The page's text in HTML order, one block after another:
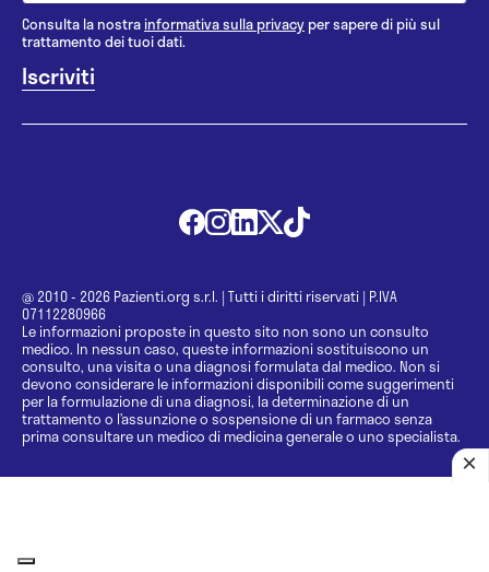
Consulta la nostrainformativa sulla privacy per sapere di più sul
trattamento dei tuoi dati.
@ 2010 - 2026 Pazienti.org s.r.l. | Tutti i diritti riservati | P.IVA
07112280966
Le informazioni proposte in questo sito non sono un consulto
medico. In nessun caso, queste informazioni sostituiscono un
consulto, una visita o una diagnosi formulata dal medico. Non si
devono considerare le informazioni disponibili come suggerimenti
per la formulazione di una diagnosi, la determinazione di un
trattamento o l’assunzione o sospensione di un farmaco senza
prima consultare un medico di medicina generale o uno specialista.